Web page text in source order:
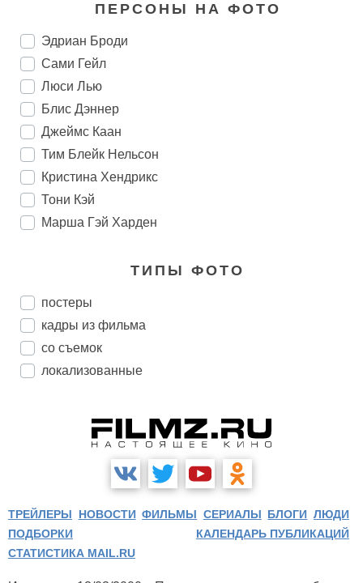
ПЕРСОНЫ НА ФОТО
Эдриан Броди
Сами Гейл
Люси Лью
Блис Дэннер
Джеймс Каан
Тим Блейк Нельсон
Кристина Хендрикс
Тони Кэй
Марша Гэй Харден
ТИПЫ ФОТО
постеры
кадры из фильма
со съемок
локализованные
ТРЕЙЛЕРЫ НОВОСТИ ФИЛЬМЫ СЕРИАЛЫ БЛОГИ ЛЮДИ
ПОДБОРКИ
КАЛЕНДАРЬ ПУБЛИКАЦИЙ
СТАТИСТИКА MAIL.RU